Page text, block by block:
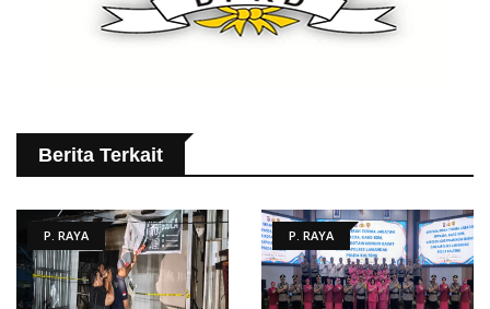
Berita Terkait
P. RAYA P. RAYA